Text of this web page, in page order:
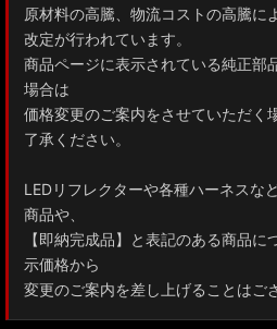
原材料の高騰、物流コストの高騰に
改定が行われています。
商品ページに表示されている純正部
場合は
価格変更のご案内をさせていただく
了承ください。
LEDリフレクターや各種ハーネスな
商品や、
【即納完成品】と表記のある商品
示価格から
変更のご案内を差し上げることはご